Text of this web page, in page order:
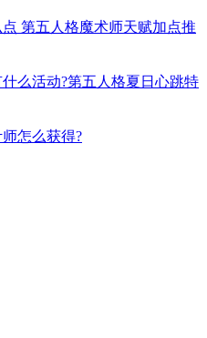
第五人格魔术师天赋加点推
么活动?第五人格夏日心跳特
怎么获得?